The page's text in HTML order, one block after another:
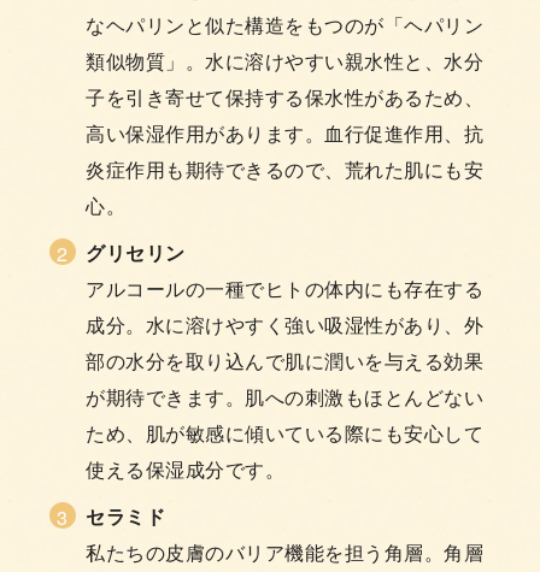
なヘパリンと似た構造をもつのが「ヘパリン
類似物質」。水に溶けやすい親水性と、水分
子を引き寄せて保持する保水性があるため、
高い保湿作用があります。血行促進作用、抗
炎症作用も期待できるので、荒れた肌にも安
心。
グリセリン
アルコールの一種でヒトの体内にも存在する
成分。水に溶けやすく強い吸湿性があり、外
部の水分を取り込んで肌に潤いを与える効果
が期待できます。肌への刺激もほとんどない
ため、肌が敏感に傾いている際にも安心して
使える保湿成分です。
セラミド
私たちの皮膚のバリア機能を担う角層。角層